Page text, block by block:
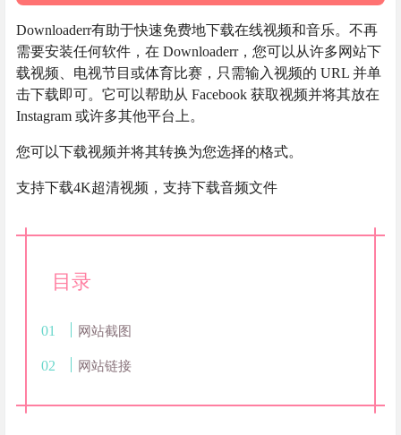
Downloaderr有助于快速免费地下载在线视频和音乐。不再
需要安装任何软件，在 Downloaderr，您可以从许多网站下
载视频、电视节目或体育比赛，只需输入视频的 URL 并单
击下载即可。它可以帮助从 Facebook 获取视频并将其放在
Instagram 或许多其他平台上。
您可以下载视频并将其转换为您选择的格式。
支持下载4K超清视频，支持下载音频文件
目录
网站截图
网站链接